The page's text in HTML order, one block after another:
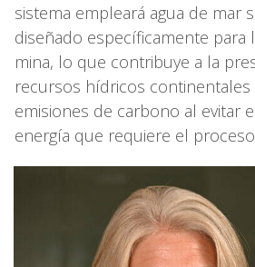
sistema empleará agua de mar
diseñado específicamente para
mina, lo que contribuye a la
recursos hídricos continentales
emisiones de carbono al evitar
energía que requiere el proceso